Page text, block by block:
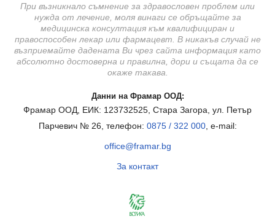
При възникнало съмнение за здравословен проблем или
нужда от лечение, моля винаги се обръщайте за
медицинска консултация към квалифициран и
правоспособен лекар или фармацевт. В никакъв случай не
възприемайте дадената Ви чрез сайта информация като
абсолютно достоверна и правилна, дори и същата да се
окаже такава.
Данни на Фрамар ООД:
Фрамар ООД, ЕИК: 123732525, Стара Загора, ул. Петър
Парчевич № 26, телефон: 0875 / 322 000, e-mail:
office@framar.bg
За контакт